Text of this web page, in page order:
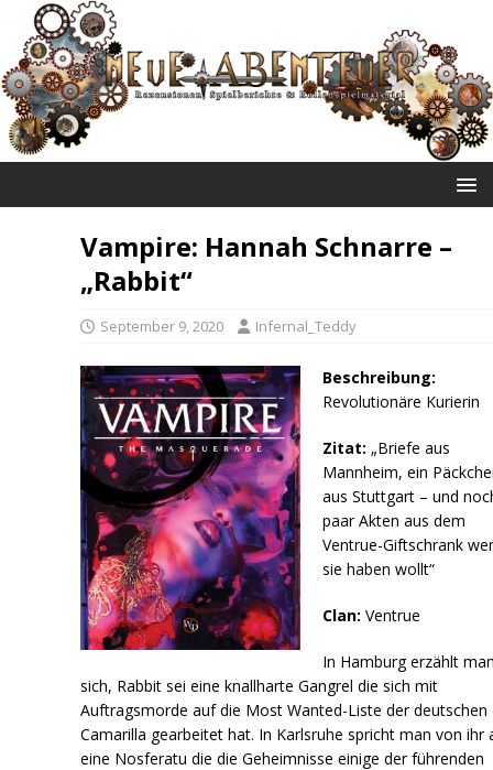
Vampire: Hannah Schnarre –
„Rabbit“
September 9, 2020 Infernal_Teddy
Beschreibung:
Revolutionäre Kurierin
Zitat: „Briefe aus
Mannheim, ein
aus Stuttgart – und
paar Akten aus dem
Ventrue-Giftschrank
sie haben wollt“
Clan: Ventrue
In Hamburg erzählt
sich, Rabbit sei eine knallharte Gangrel die sich mit
Auftragsmorde auf die Most Wanted-Liste der deutschen
Camarilla gearbeitet hat. In Karlsruhe spricht man von ihr
eine Nosferatu die die Geheimnisse einige der führenden